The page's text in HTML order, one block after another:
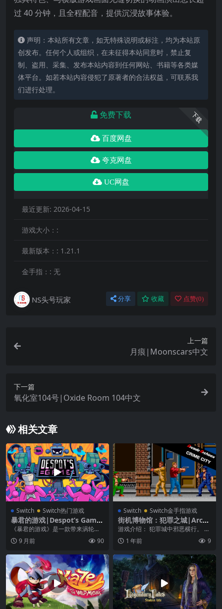
过 40 分钟，且全程配音，提供沉浸故事体验。
声明：本站所有文章，如无特殊说明或标注，均为本站原
创发布。任何个人或组织，在未征得本站同意时，禁止复
制、盗用、采集、发布本站内容到任何网站、书籍等各类媒
体平台。如若本站内容侵犯了原著者的合法权益，可联系我
们进行处理。
下载
免费下载
百度网盘
夸克网盘
UC网盘
最近更新: 2026-04-15
游戏大小：:
最新版本：: 1.21.1
金手指：: 无
NS头号玩家 分享 收藏 点赞(0)
上一篇
月痕|Moonscars中文
下一篇
氧化室104号|Oxide Room 104中文
相关文章
Switch Switch热门游戏
暴君的游戏|Despot’s Game
中文
《暴君的游戏》是一款带来涡轮增
压式战斗的 roguelike 策略游戏。
组建队伍...
9 月前 90
Switch Switch金手指游戏
街机博物馆：犯罪之城|Arcad
e Archives: Crime City
游戏介绍： 犯罪城中邪恶横行。 粉
碎犯罪，恢复法律和秩序！ 「CRI
ME CIT...
1 年前 9